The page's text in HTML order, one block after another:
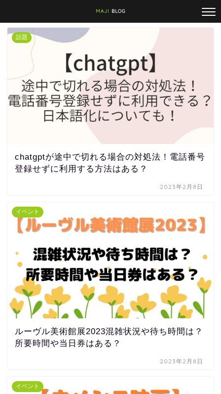
MAJI BLOG
話題
chatgptが途中で切れる場合の対処法！電話番号
登録せずに利用する方法はある？
2023年2月8日
イベント
ルーヴル美術館展2023混雑状況や待ち時間は？
所要時間や当日券はある？
2023年2月8日
イベント